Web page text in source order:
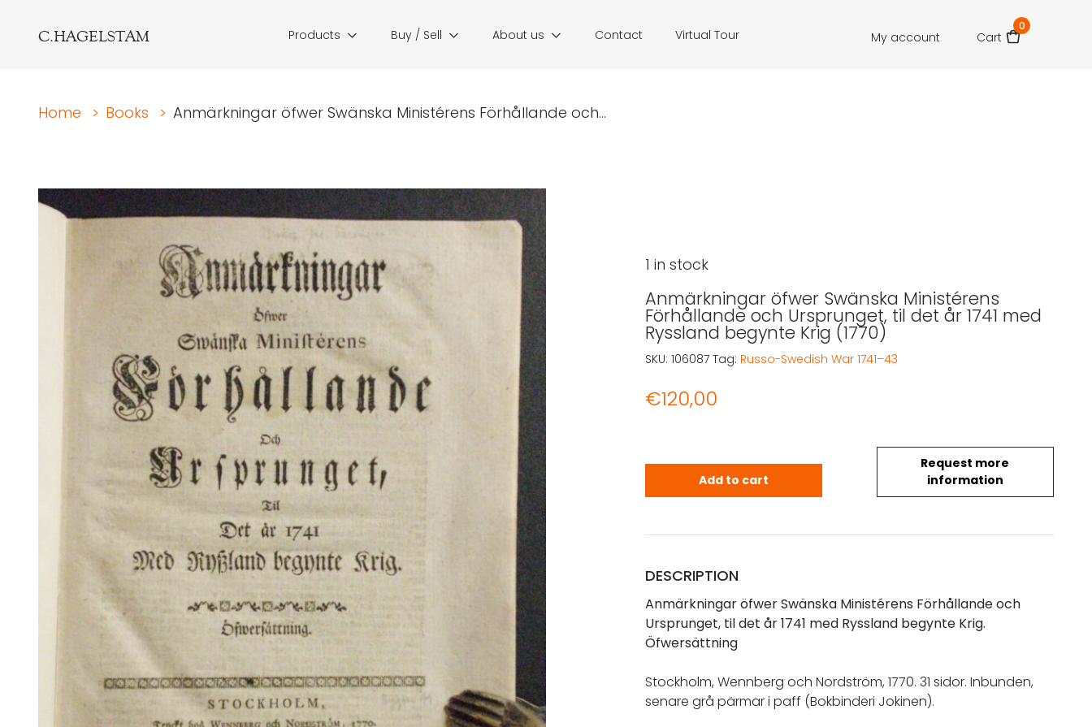
C.HAGELSTAM Products Buy / Sell About us Contact Virtual Tour My account Cart
0
Home > Books > Anmärkningar öfwer Swänska Ministérens Förhållande och...
Anmärkningar öfwer Swänska Ministérens
Förhållande och Ursprunget, til det år 1741 med
Ryssland begynte Krig (1770)
€120,00
Request more
information
1 in stock
Anmärkningar öfwer Swänska Ministérens Förhållande och
Add to cart
SKU: 106087 Tag: Russo-Swedish War 1741–43
DESCRIPTION
Anmärkningar öfwer Swänska Ministérens Förhållande och
Ursprunget, til det år 1741 med Ryssland begynte Krig.
Öfwersättning
Stockholm, Wennberg och Nordström, 1770. 31 sidor. Inbunden,
senare grå pärmar i paff (Bokbinderi Jokinen).